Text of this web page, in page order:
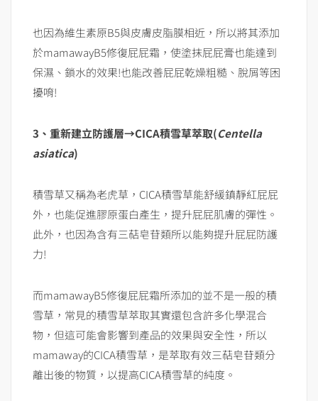
也因為維生素原B5與皮膚皮脂膜相近，所以將其添加
於mamawayB5修復屁屁霜，使塗抹屁屁膏也能達到
保濕、鎖水的效果!也能改善屁屁乾燥粗糙、脫屑等困
擾唷!
3、重新建立防護層→CICA積雪草萃取(Centella
asiatica)
積雪草又稱為老虎草，CICA積雪草能舒緩鎮靜紅屁屁
外，也能促進膠原蛋白產生，提升屁屁肌膚的彈性。
此外，也因為含有三萜皂苷類所以能夠提升屁屁防護
力!
而mamawayB5修復屁屁霜所添加的並不是一般的積
雪草，常見的積雪草萃取其實還包含許多化學混合
物，但這可能會影響到產品的效果與安全性，所以
mamaway的CICA積雪草，是萃取有效三萜皂苷類分
離出後的物質，以提高CICA積雪草的純度。